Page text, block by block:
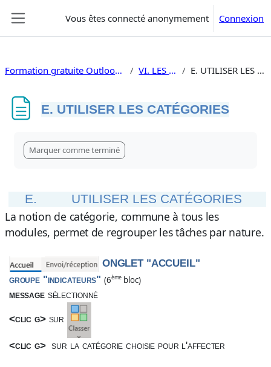
Vous êtes connecté anonymement Connexion
Formation gratuite Outlook 2019 utilisation VI. LES TÂCHES E. UTILISER LES CATÉGORIES
E. UTILISER LES CATÉGORIES
Marquer comme terminé
E. UTILISER LES CATÉGORIES
La notion de catégorie, commune à tous les
modules, permet de regrouper les tâches par nature.
ONGLET "ACCUEIL"
groupe "indicateurs" (6ème bloc)
messagesélectionné
<clic g>sur
<clic g>sur la catégorie choisie pour l'affecter